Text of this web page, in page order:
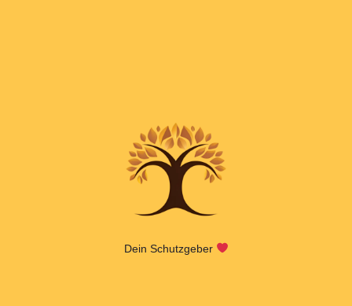
Dein Schutzgeber